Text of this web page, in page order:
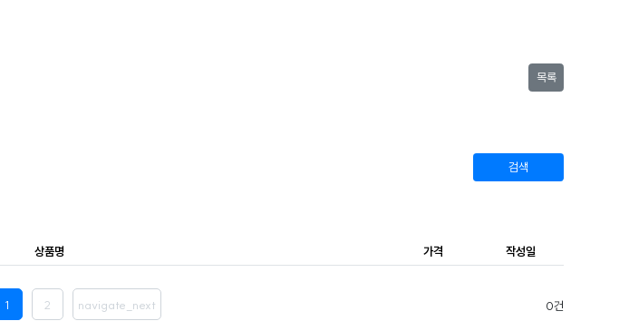
목록
검색
상품명 가격 작성일
1 2 navigate_next 0